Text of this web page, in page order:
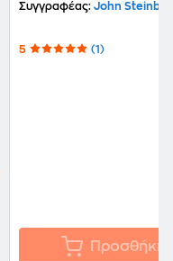
Συγγραφέας: John
5 (1)
Προσθήκη